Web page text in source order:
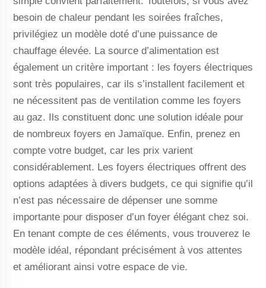
besoin de chaleur pendant les soirées fraîches,
privilégiez un modèle doté d’une puissance de
chauffage élevée. La source d’alimentation est
également un critère important : les foyers électriques
sont très populaires, car ils s’installent facilement et
ne nécessitent pas de ventilation comme les foyers
au gaz. Ils constituent donc une solution idéale pour
de nombreux foyers en Jamaïque. Enfin, prenez en
compte votre budget, car les prix varient
considérablement. Les foyers électriques offrent des
options adaptées à divers budgets, ce qui signifie qu’il
n’est pas nécessaire de dépenser une somme
importante pour disposer d’un foyer élégant chez soi.
En tenant compte de ces éléments, vous trouverez le
modèle idéal, répondant précisément à vos attentes
et améliorant ainsi votre espace de vie.